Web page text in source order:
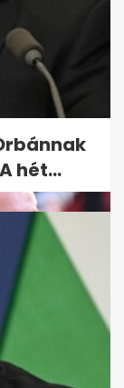
néhány
hét...